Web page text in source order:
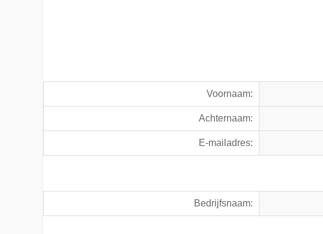
Voornaam:
Achternaam:
E-mailadres:
Bedrijfsnaam: